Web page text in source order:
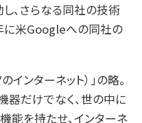
、さらなる同社の技術
に米Googleへの同社の
ンターネット）」の略。
器だけでなく、世の中に
能を持たせ、インターネ